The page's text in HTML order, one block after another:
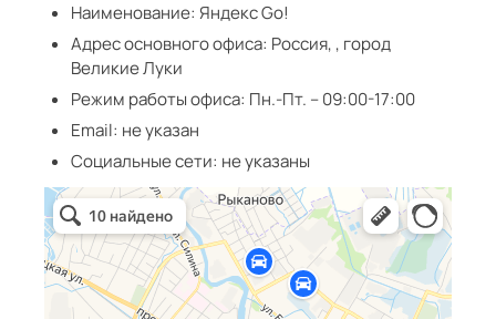
Наименование: Яндекс Go!
Адрес основного офиса: Россия, , город
Великие Луки
Режим работы офиса: Пн.-Пт. – 09:00-17:00
Email: не указан
Социальные сети: не указаны